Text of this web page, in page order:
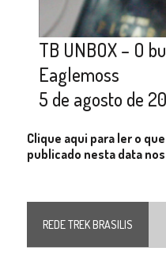
TB UNBOX – O
Eaglemoss
5 de agosto de
Clique aqui para ler o
publicado nesta data
REDE TREK BRASILIS